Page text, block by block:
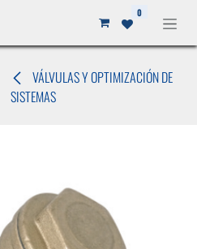
0
VÁLVULAS Y OPTIMIZACIÓN DE
SISTEMAS